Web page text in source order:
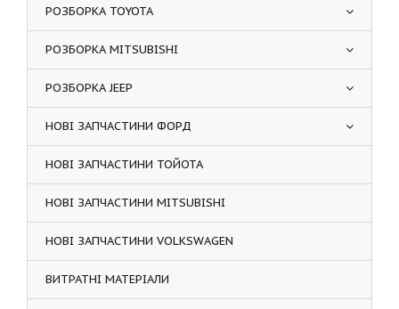
РОЗБОРКА TOYOTA
РОЗБОРКА MITSUBISHI
РОЗБОРКА JEEP
НОВІ ЗАПЧАСТИНИ ФОРД
НОВІ ЗАПЧАСТИНИ ТОЙОТА
НОВІ ЗАПЧАСТИНИ MITSUBISHI
НОВІ ЗАПЧАСТИНИ VOLKSWAGEN
ВИТРАТНІ МАТЕРІАЛИ